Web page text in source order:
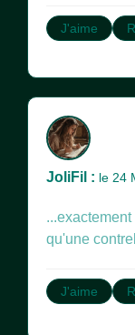
J'aime
JoliFil : le 24
qu'une
J'aime